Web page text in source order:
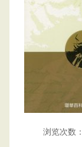
浏览次数：